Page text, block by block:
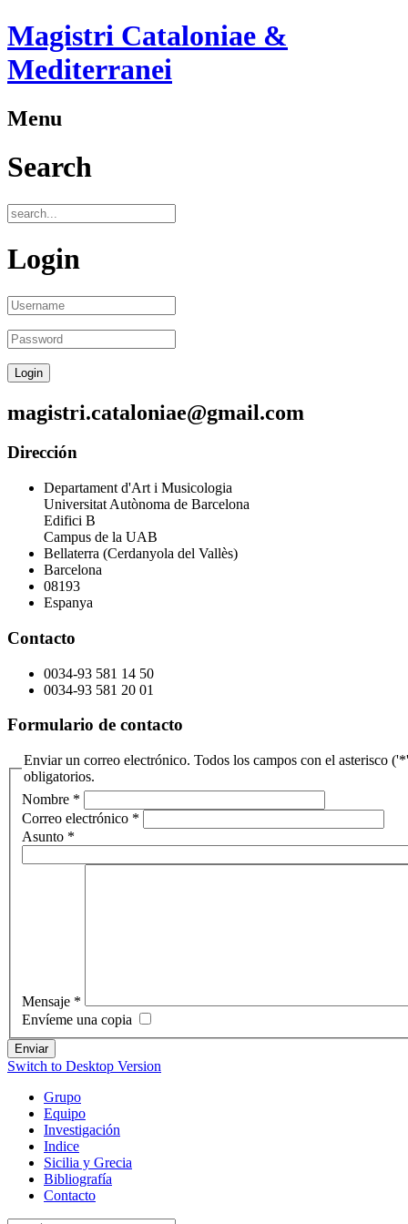
Magistri Cataloniae &
Mediterranei
Menu
Search
Login
magistri.cataloniae@gmail.com
Dirección
Departament d'Art i Musicologia
Universitat Autònoma de Barcelona
Edifici B
Campus de la UAB
Bellaterra (Cerdanyola del Vallès)
Barcelona
08193
Espanya
Contacto
0034-93 581 14 50
0034-93 581 20 01
Formulario de contacto
Enviar un correo electrónico. Todos los campos con el asterisco
obligatorios.
Nombre *
Correo electrónico *
Asunto *
Mensaje *
Envíeme una copia
Enviar
Switch to Desktop Version
Grupo
Equipo
Investigación
Indice
Sicilia y Grecia
Bibliografía
Contacto